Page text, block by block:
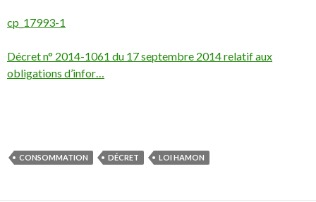
cp_17993-1
Décret n° 2014-1061 du 17 septembre 2014 relatif aux
obligations d’infor…
CONSOMMATION DÉCRET LOI HAMON